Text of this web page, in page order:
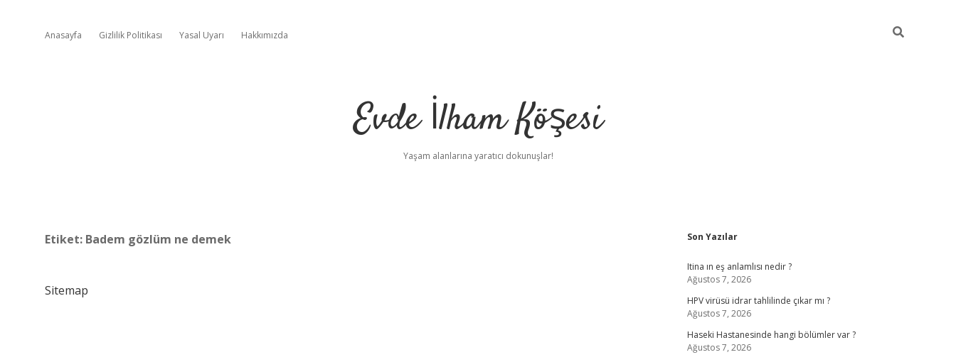
Anasayfa Gizlilik Politikası Yasal Uyarı Hakkımızda
Evde İlham Köşesi
Yaşam alanlarına yaratıcı dokunuşlar!
Etiket: Badem gözlüm ne demek
Sitemap
Sidebar
Son Yazılar
Itina ın eş anlamlısı nedir ?
Ağustos 7, 2026
HPV virüsü idrar tahlilinde çıkar mı ?
Ağustos 7, 2026
Haseki Hastanesinde hangi bölümler var ?
Ağustos 7, 2026